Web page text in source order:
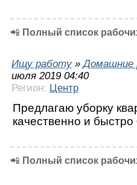
📲 Полный список
Ищу работу »Домашние
июля 2019 04:40
Регион: Центр
Предлагаю уборку
качественно и
📲 Полный список